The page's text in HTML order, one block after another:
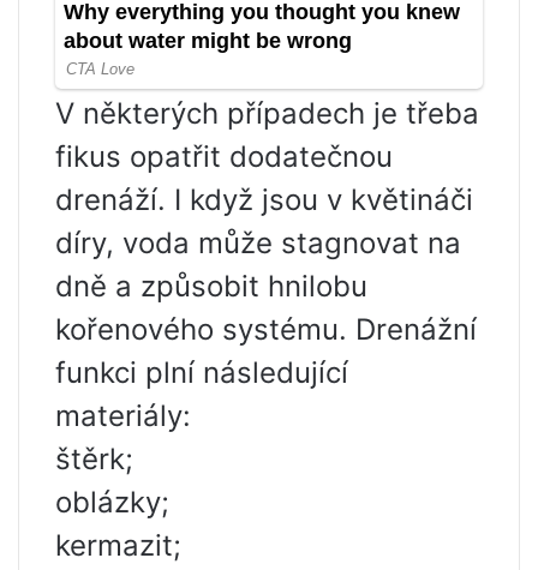
V některých případech je třeba
fikus opatřit dodatečnou
drenáží. I když jsou v květináči
díry, voda může stagnovat na
dně a způsobit hnilobu
kořenového systému. Drenážní
funkci plní následující
materiály:
štěrk;
oblázky;
kermazit;